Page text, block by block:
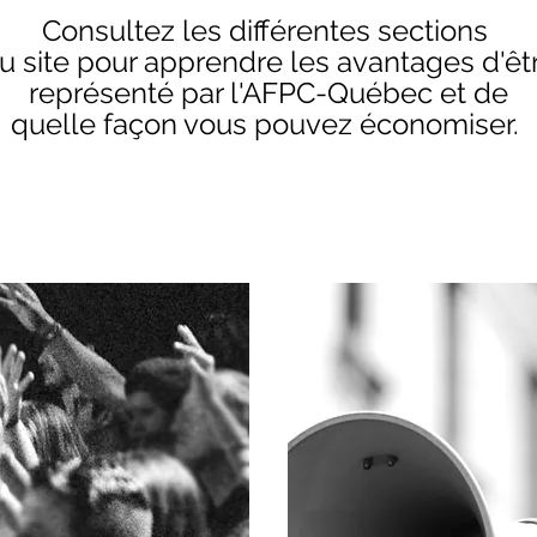
Consultez les différentes sections
site pour apprendre les avantages
représenté par l'AFPC-Québec et de
quelle façon vous pouvez économiser.